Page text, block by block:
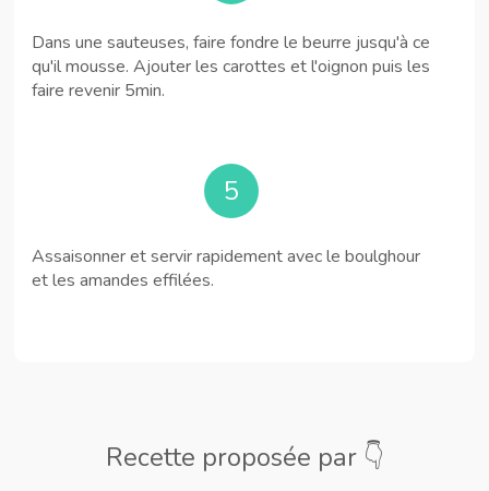
Dans une sauteuses, faire fondre le beurre jusqu'à ce
qu'il mousse. Ajouter les carottes et l'oignon puis les
faire revenir 5min.
5
Assaisonner et servir rapidement avec le boulghour
et les amandes effilées.
Recette proposée par 👇